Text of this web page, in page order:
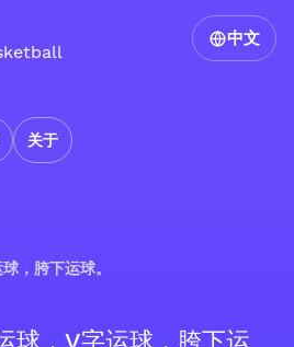
关于
中文
，胯下运球。
球，V字运球，胯下运